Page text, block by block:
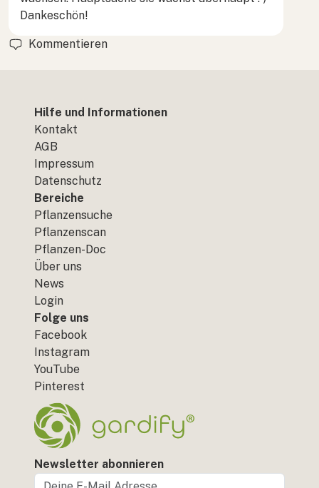
Dankeschön!
Kommentieren
Hilfe und Informationen
Kontakt
AGB
Impressum
Datenschutz
Bereiche
Pflanzensuche
Pflanzenscan
Pflanzen-Doc
Über uns
News
Login
Folge uns
Facebook
Instagram
YouTube
Pinterest
Newsletter abonnieren